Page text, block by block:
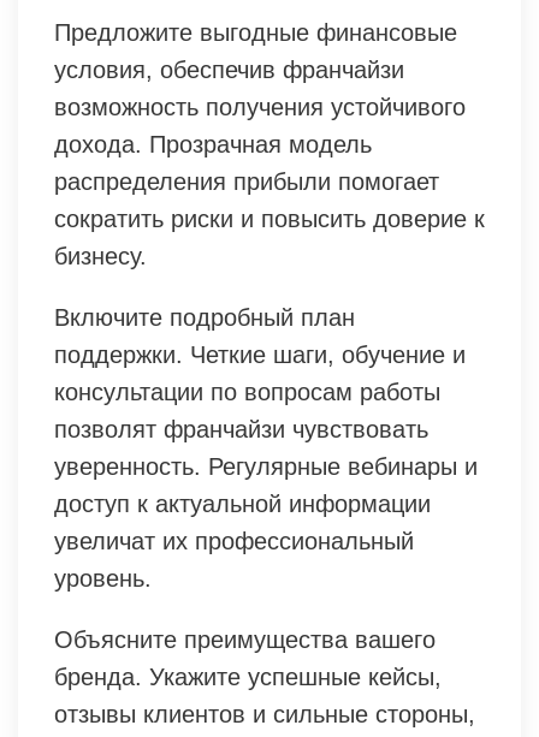
Предложите выгодные финансовые
условия, обеспечив франчайзи
возможность получения устойчивого
дохода. Прозрачная модель
распределения прибыли помогает
сократить риски и повысить доверие к
бизнесу.
Включите подробный план
поддержки. Четкие шаги, обучение и
консультации по вопросам работы
позволят франчайзи чувствовать
уверенность. Регулярные вебинары и
доступ к актуальной информации
увеличат их профессиональный
уровень.
Объясните преимущества вашего
бренда. Укажите успешные кейсы,
отзывы клиентов и сильные стороны,